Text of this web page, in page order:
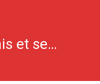
La Pologne lamennais et ses amis 1930-34